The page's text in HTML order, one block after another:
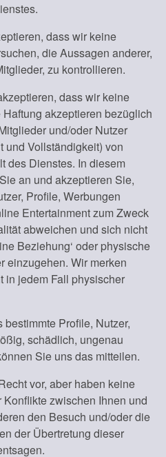
dass wir keine
die Aussagen anderer,
zu kontrollieren.
dass wir keine
akzeptieren bezüglich
und/oder Nutzer
und Vollständigkeit) von
des Dienstes. In diesem
an und akzeptieren Sie,
Profile, Werbungen
Entertainment zum Zweck
abweichen und sich nicht
Beziehung‘ oder physische
einzugehen. Wir merken
in jedem Fall physischer
Profile, Nutzer,
schädlich, ungenau
Sie uns das mitteilen.
vor, aber haben keine
zwischen Ihnen und
den Besuch und/oder die
der Übertretung dieser